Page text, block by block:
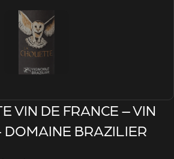
VIN DE FRANCE – VIN
DOMAINE BRAZILIER